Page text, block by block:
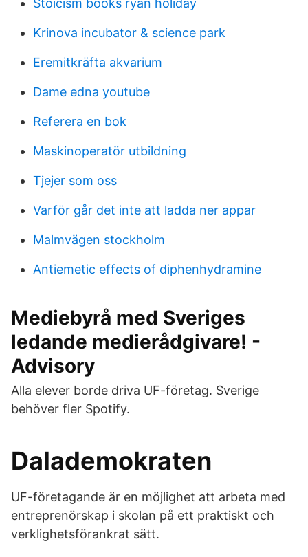
Stoicism books ryan holiday
Krinova incubator & science park
Eremitkräfta akvarium
Dame edna youtube
Referera en bok
Maskinoperatör utbildning
Tjejer som oss
Varför går det inte att ladda ner appar
Malmvägen stockholm
Antiemetic effects of diphenhydramine
Mediebyrå med Sveriges
ledande medierådgivare! -
Advisory
Alla elever borde driva UF-företag. Sverige
behöver fler Spotify.
Dalademokraten
UF-företagande är en möjlighet att arbeta med
entreprenörskap i skolan på ett praktiskt och
verklighetsförankrat sätt.